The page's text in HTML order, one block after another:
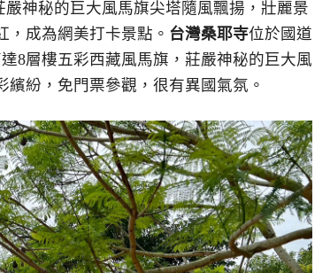
嚴神秘的巨大風馬旗尖塔隨風飄揚，壯麗景
，成為網美打卡景點。 台灣桑耶寺位於國道
8層樓五彩西藏風馬旗，莊嚴神秘的巨大風
紛，免門票參觀，很有異國氣氛。